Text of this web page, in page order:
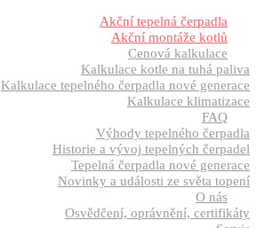
Akční tepelná čerpadla
Akční montáže kotlů
Cenová kalkulace
Kalkulace kotle na tuhá paliva
Kalkulace tepelného čerpadla nové generace
Kalkulace klimatizace
FAQ
Výhody tepelného čerpadla
Historie a vývoj tepelných čerpadel
Tepelná čerpadla nové generace
Novinky a události ze světa topení
O nás
Osvědčení, oprávnění, certifikáty